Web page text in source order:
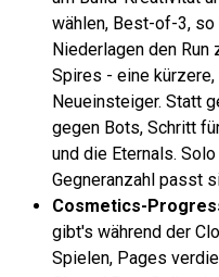
wählen, Best-of-3,
Niederlagen den
Spires - eine
Neueinsteiger. Statt
gegen Bots, Schritt
und die Eternals.
Gegneranzahl passt
Cosmetics-
gibt's während der
Spielen, Pages